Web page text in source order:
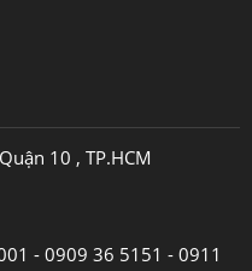
10 , TP.HCM
- 0909 36 5151 - 0911